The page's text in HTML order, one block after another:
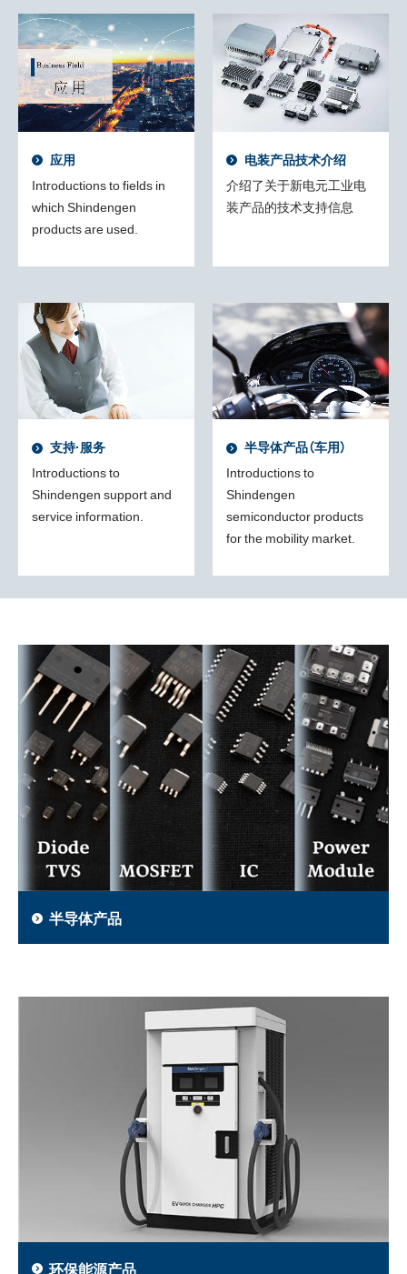
应用
Introductions to fields in
which Shindengen
products are used.
电装产品技术介绍
介绍了关于新电元工业电
装产品的技术支持信息
支持·服务
Introductions to
Shindengen support and
service information.
半导体产品（车用）
Introductions to
Shindengen
semiconductor products
for the mobility market.
半导体产品
环保能源产品